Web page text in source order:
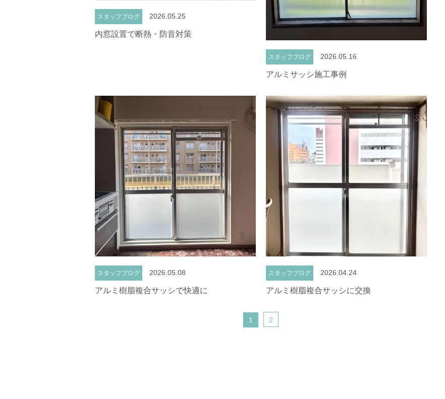
スタッフブログ 2026.05.25
内窓設置で断熱・防音対策
スタッフブログ 2026.05.16
アルミサッシ施工事例
スタッフブログ 2026.05.08
アルミ樹脂複合サッシで快適に
スタッフブログ 2026.04.24
アルミ樹脂複合サッシに交換
1 2